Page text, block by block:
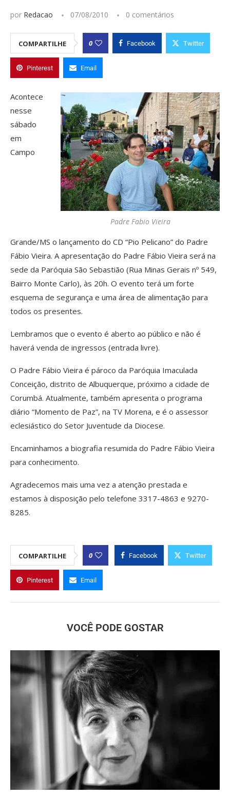
por Redacao 07/08/2010 0 comentários
COMPARTILHE 0 Facebook Twitter
Pinterest Email
Padre Fabio Vieira
Acontece
nesse
sábado
em
Campo
Grande/MS o lançamento do CD “Pio Pelicano” do Padre
Fábio Vieira. A apresentação do Padre Fábio Vieira será na
sede da Paróquia São Sebastião (Rua Minas Gerais nº 549,
Bairro Monte Carlo), às 20h. O evento terá um forte
esquema de segurança e uma área de alimentação para
todos os presentes.
Lembramos que o evento é aberto ao público e não é
haverá venda de ingressos (entrada livre).
O Padre Fábio Vieira é pároco da Paróquia Imaculada
Conceição, distrito de Albuquerque, próximo a cidade de
Corumbá. Atualmente, também apresenta o programa
diário “Momento de Paz”, na TV Morena, e é o assessor
eclesiástico do Setor Juventude da Diocese.
Encaminhamos a biografia resumida do Padre Fábio Vieira
para conhecimento.
Agradecemos mais uma vez a atenção prestada e
estamos à disposição pelo telefone 3317-4863 e 9270-
8285.
COMPARTILHE 0 Facebook Twitter
Pinterest Email
VOCÊ PODE GOSTAR